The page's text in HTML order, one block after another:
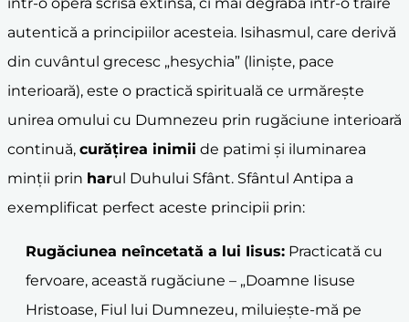
autentică a principiilor acesteia. Isihasmul, care derivă
din cuvântul grecesc „hesychia” (liniște, pace
interioară), este o practică spirituală ce urmărește
unirea omului cu Dumnezeu prin rugăciune interioară
continuă, curățirea inimii de patimi și iluminarea
minții prin harul Duhului Sfânt. Sfântul Antipa a
exemplificat perfect aceste principii prin:
Rugăciunea neîncetată a lui Iisus: Practicată cu
fervoare, această rugăciune – „Doamne Iisuse
Hristoase, Fiul lui Dumnezeu, miluiește-mă pe